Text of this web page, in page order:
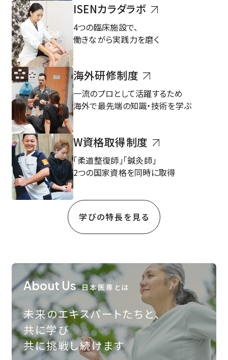
ISENカラダラボ
4つの臨床施設で、
働きながら実践力を磨く
海外研修制度
一流のプロとして活躍するため
海外で最先端の知識・技術を学ぶ
W資格取得制度
｢柔道整復師｣｢鍼灸師｣
2つの国家資格を同時に取得
学びの特長を見る
About Us 日本医専とは
未来のエキスパートたちと、
共に学び
共に挑戦し続けます